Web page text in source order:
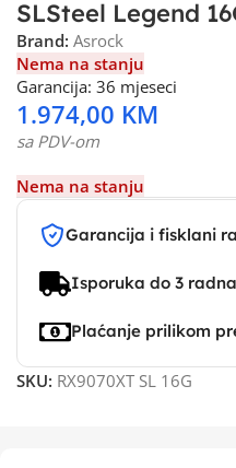
SLSteel Legend
Brand: Asrock
Nema na stanju
Garancija: 36 mjeseci
1.974,00 KM
sa PDV-om
Nema na stanju
Garancija i fisklani
Isporuka do 3
Plaćanje prilikom
SKU: RX9070XT SL 16G